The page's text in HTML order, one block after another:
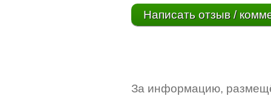
Написать отзыв /
За информацию,